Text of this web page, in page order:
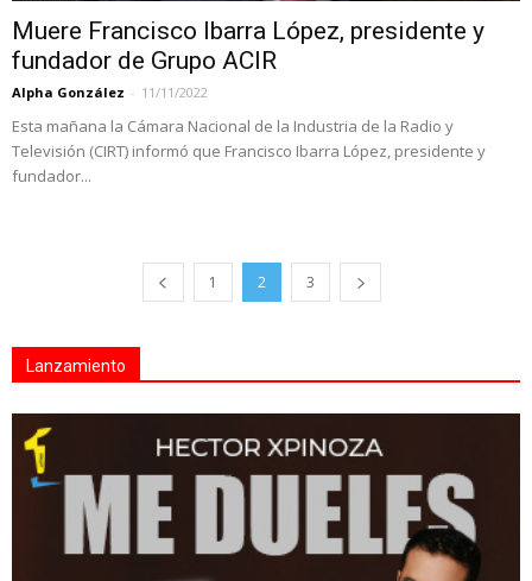
Muere Francisco Ibarra López, presidente y
fundador de Grupo ACIR
Alpha González - 11/11/2022
Esta mañana la Cámara Nacional de la Industria de la Radio y
Televisión (CIRT) informó que Francisco Ibarra López, presidente y
fundador...
1 2 3
Lanzamiento